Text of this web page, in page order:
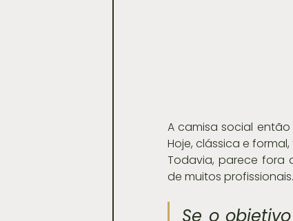
A camisa social
Hoje, clássica e
Todavia, parece fora
de muitos profissionais.
Se o